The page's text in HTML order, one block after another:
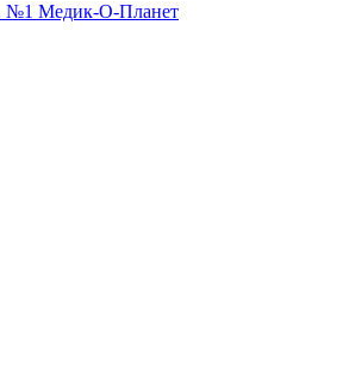
№1 Медик-О-Планет